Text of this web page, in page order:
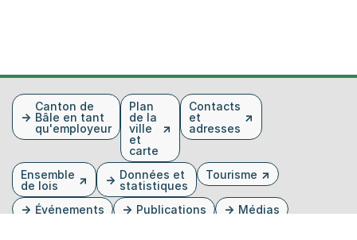
FusszeileCanton de
Bâle en tant
qu'employeur
Plan
de la
ville
et
carte
Contacts
et
adresses
Ensemble
de lois
Données et
statistiques
Tourisme
Événements Publications
Médias